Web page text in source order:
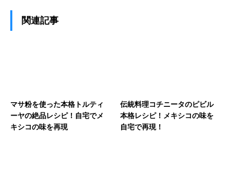
関連記事
マサ粉を使った本格トルティ
ーヤの絶品レシピ！自宅でメ
キシコの味を再現
伝統料理コチニータのピビル
本格レシピ！メキシコの味を
自宅で再現！